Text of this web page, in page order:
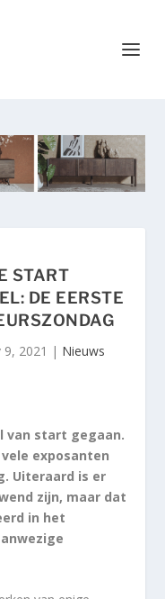
START
DE EERSTE
9, 2021 | Nieuws
van start gegaan.
vele exposanten
Uiteraard is er
zijn, maar dat
in het